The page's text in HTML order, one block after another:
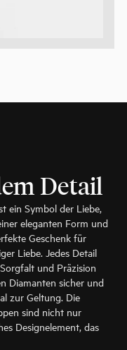
Detail
ein Symbol der Liebe,
eleganten Form und
Geschenk für
Liebe. Jedes Detail
und Präzision
Diamanten sicher und
zur Geltung. Die
sind nicht nur
Designelement, das